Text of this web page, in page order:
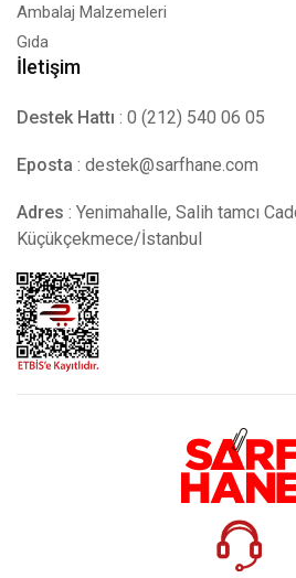
Ambalaj Malzemeleri
Gıda
İletişim
Destek Hattı : 0 (212) 540 06 05
Eposta : destek@sarfhane.com
Adres : Yenimahalle, Salih tamcı
Küçükçekmece/İstanbul